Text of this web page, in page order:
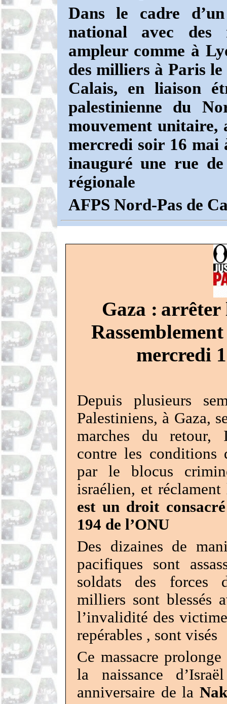
Dans le cadre
national avec des
ampleur comme à
des milliers à Paris
Calais, en liaison
palestinienne du
mouvement unitaire,
mercredi soir 16 mai
inauguré une rue
régionale
AFPS Nord-Pas de
Gaza : arrêter
mercredi
Depuis plusieurs
Palestiniens, à Gaza,
marches du retour,
contre les conditions
par le blocus
israélien, et réclament
est un droit
194 de l’ONU
Des dizaines de
pacifiques sont
soldats des forces
milliers sont blessés
l’invalidité des
repérables , sont visés
Ce massacre
la naissance
anniversaire de la